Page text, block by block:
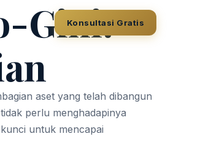
Konsultasi Gratis
Gini:
aset yang telah dibangun
perlu menghadapinya
untuk mencapai